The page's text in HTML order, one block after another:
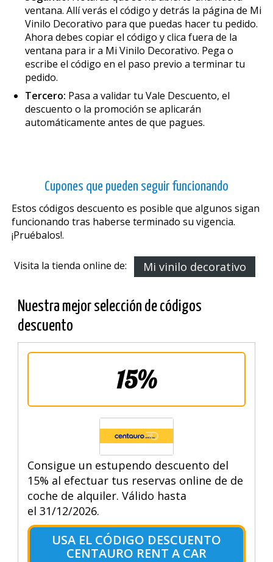
ventana. Allí verás el código y detrás la página de Mi
Vinilo Decorativo para que puedas hacer tu pedido.
Ahora debes copiar el código y clica fuera de la
ventana para ir a Mi Vinilo Decorativo. Pega o
escribe el código en el paso previo a terminar tu
pedido.
Tercero: Pasa a validar tu Vale Descuento, el
descuento o la promoción se aplicarán
automáticamente antes de que pagues.
Cupones que pueden seguir funcionando
Estos códigos descuento es posible que algunos sigan
funcionando tras haberse terminado su vigencia.
¡Pruébalos!.
Visita la tienda online de: Mi vinilo decorativo
Nuestra mejor selección de códigos
descuento
15%
Consigue un estupendo descuento del
15% al efectuar tus reservas online de de
coche de alquiler. Válido hasta
el 31/12/2026.
USA EL CÓDIGO DESCUENTO
CENTAURO RENT A CAR